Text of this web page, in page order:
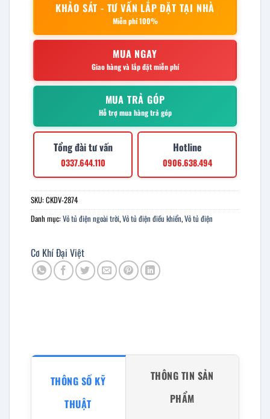
KHẢO SÁT - TƯ VẤN LẮP ĐẶT TẠI NHÀ
Miễn phí 100%
MUA NGAY
Giao hàng và lắp đặt miễn phí
MUA TRẢ GÓP
Hỗ trợ mua hàng trả góp
Tổng đài tư vấn
0337.644.110
Hotline
0906.638.494
SKU:CKDV-2874
Danh mục:Vỏ tủ điện ngoài trời,Vỏ tủ điện điều khiển,Vỏ tủ điện
Cơ Khí Đại Việt
THÔNG SỐ KỸ
THUẬT
THÔNG TIN SẢN
PHẨM